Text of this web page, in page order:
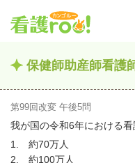
保健師助産師看護
第99回改変 午後5問
我が国の令和6年における看
1. 約70万人
2. 約100万人